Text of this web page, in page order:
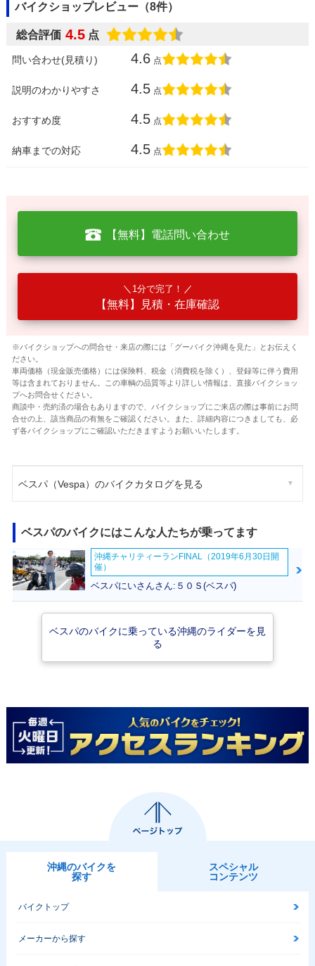
バイクショップレビュー（8件）
総合評価 4.5 点
問い合わせ(見積り) 4.6 点
説明のわかりやすさ 4.5 点
おすすめ度 4.5 点
納車までの対応 4.5 点
【無料】電話問い合わせ
1分で完了！
【無料】見積・在庫確認
※バイクショップへの問合せ・来店の際には「グーバイク沖縄を見た」とお伝えく
ださい。
車両価格（現金販売価格）には保険料、税金（消費税を除く）、登録等に伴う費用
等は含まれておりません。この車輌の品質等より詳しい情報は、直接バイクショッ
プへお問合せください。
商談中・売約済の場合もありますので、バイクショップにご来店の際は事前にお問
合せの上、該当商品の有無をご確認ください。また、詳細内容につきましても、必
ず各バイクショップにご確認いただきますようお願いいたします。
ベスパ（Vespa）のバイクカタログを見る
ベスパのバイクにはこんな人たちが乗ってます
沖縄チャリティーランFINAL（2019年6月30日開
催）
ベスパにいさんさん:５０Ｓ(ベスパ)
ベスパのバイクに乗っている沖縄のライダーを見
る
沖縄のバイクを
探す
スペシャル
コンテンツ
バイクトップ
メーカーから探す